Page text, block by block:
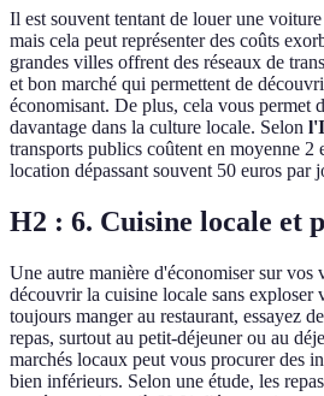
Il est souvent tentant de louer une
mais cela peut représenter des coûts
grandes villes offrent des réseaux de
et bon marché qui permettent de
économisant. De plus, cela vous permet
davantage dans la culture locale. Selon
transports publics coûtent en moyenne 2
location dépassant souvent 50 euros par
H2 : 6. Cuisine locale et
Une autre manière d'économiser sur vos
découvrir la cuisine locale sans exploser
toujours manger au restaurant, essayez
repas, surtout au petit-déjeuner ou au
marchés locaux peut vous procurer des
bien inférieurs. Selon une étude, les